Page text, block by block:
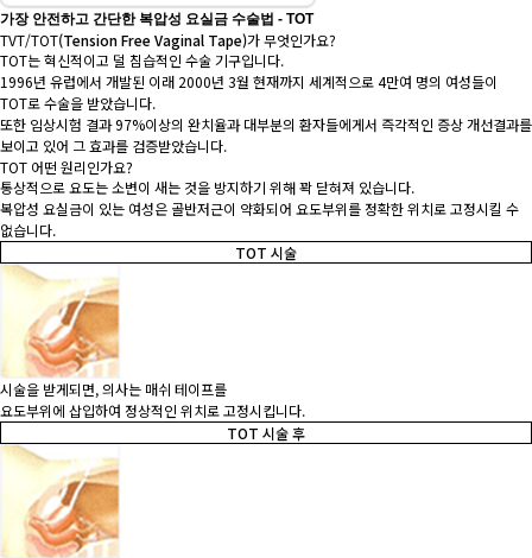
가장 안전하고 간단한 복압성 요실금 수술법 - TOT
TVT/TOT(Tension Free Vaginal Tape)가 무엇인가요?
TOT는 혁신적이고 덜 침습적인 수술 기구입니다.
1996년 유럽에서 개발된 이래 2000년 3월 현재까지 세계적으로 4만여 명의 여성들이
TOT로 수술을 받았습니다.
또한 임상시험 결과 97%이상의 완치율과 대부분의 환자들에게서 즉각적인 증상 개선결과를
보이고 있어 그 효과를 검증받았습니다.
TOT 어떤 원리인가요?
통상적으로 요도는 소변이 새는 것을 방지하기 위해 꽉 닫혀져 있습니다.
복압성 요실금이 있는 여성은 골반저근이 약화되어 요도부위를 정확한 위치로 고정시킬 수
없습니다.
TOT 시술
시술을 받게되면, 의사는 매쉬 테이프를
요도부위에 삽입하여 정상적인 위치로 고정시킵니다.
TOT 시술 후